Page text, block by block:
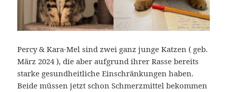
Percy & Kara-Mel sind zwei ganz junge Katzen ( geb.
März 2024 ), die aber aufgrund ihrer Rasse bereits
starke gesundheitliche Einschränkungen haben.
Beide müssen jetzt schon Schmerzmittel bekommen